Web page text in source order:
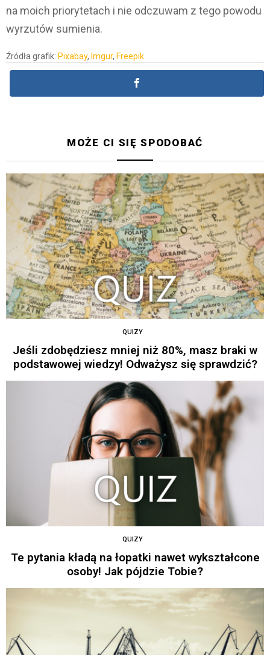
na moich priorytetach i nie odczuwam z tego powodu
wyrzutów sumienia.
Źródła grafik: Pixabay, Imgur, Freepik
MOŻE CI SIĘ SPODOBAĆ
QUIZY
Jeśli zdobędziesz mniej niż 80%, masz braki w
podstawowej wiedzy! Odważysz się sprawdzić?
QUIZY
Te pytania kładą na łopatki nawet wykształcone
osoby! Jak pójdzie Tobie?